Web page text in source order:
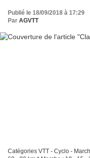
Publié le 18/09/2018 à 17:29
Par AGVTT
Catégories VTT - Cyclo -